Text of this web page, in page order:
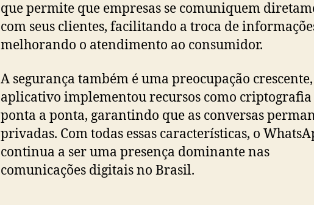
que permite que empresas se comuniquem
com seus clientes, facilitando a troca de
melhorando o atendimento ao consumidor.
A segurança também é uma preocupação crescente,
aplicativo implementou recursos como criptografia
ponta a ponta, garantindo que as conversas
privadas. Com todas essas características, o
continua a ser uma presença dominante nas
comunicações digitais no Brasil.